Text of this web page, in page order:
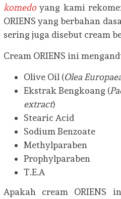
komedoyang kami
ORIENS yang berbahan
sering juga disebut cream
Cream ORIENS ini
Olive Oil (Olea
Ekstrak Bengkoang (
extract)
Stearic Acid
Sodium Benzoate
Methylparaben
Prophylparaben
T.E.A
Apakah cream ORIENS